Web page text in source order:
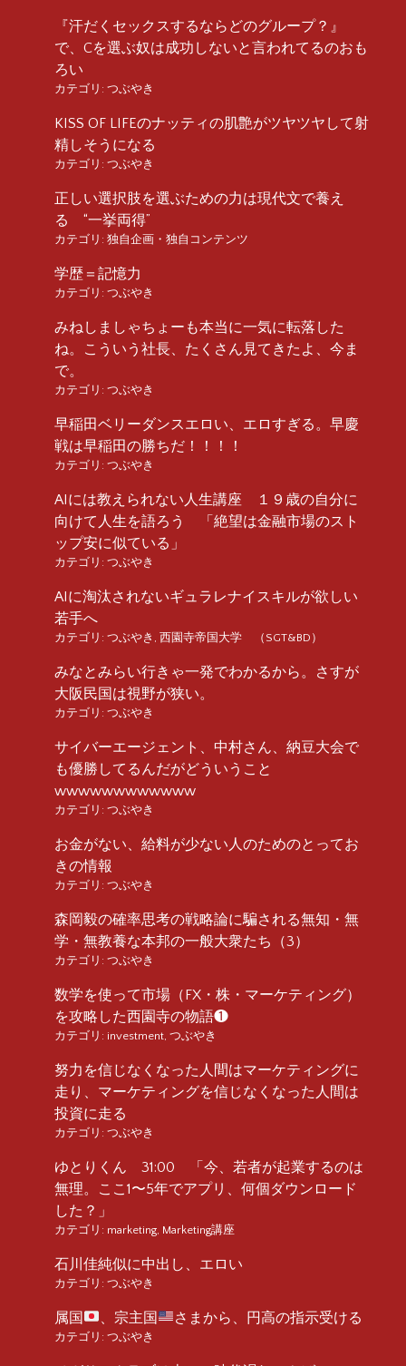
『汗だくセックスするならどのグループ？』
で、Cを選ぶ奴は成功しないと言われてるのおも
ろい
カテゴリ: つぶやき
KISS OF LIFEのナッティの肌艶がツヤツヤして射
精しそうになる
カテゴリ: つぶやき
正しい選択肢を選ぶための力は現代文で養え
る “一挙両得”
カテゴリ: 独自企画・独自コンテンツ
学歴＝記憶力
カテゴリ: つぶやき
みねしましゃちょーも本当に一気に転落した
ね。こういう社長、たくさん見てきたよ、今ま
で。
カテゴリ: つぶやき
早稲田ベリーダンスエロい、エロすぎる。早慶
戦は早稲田の勝ちだ！！！！
カテゴリ: つぶやき
AIには教えられない人生講座 １９歳の自分に
向けて人生を語ろう 「絶望は金融市場のスト
ップ安に似ている」
カテゴリ: つぶやき
AIに淘汰されないギュラレナイスキルが欲しい
若手へ
カテゴリ: つぶやき 西園寺帝国大学 （SGT&BD）
みなとみらい行きゃ一発でわかるから。さすが
大阪民国は視野が狭い。
カテゴリ: つぶやき
サイバーエージェント、中村さん、納豆大会で
も優勝してるんだがどういうこと
wwwwwwwwwwww
カテゴリ: つぶやき
お金がない、給料が少ない人のためのとってお
きの情報
カテゴリ: つぶやき
森岡毅の確率思考の戦略論に騙される無知・無
学・無教養な本邦の一般大衆たち（3）
カテゴリ: つぶやき
数学を使って市場（FX・株・マーケティング）
を攻略した西園寺の物語❶
カテゴリ: investment つぶやき
努力を信じなくなった人間はマーケティングに
走り、マーケティングを信じなくなった人間は
投資に走る
カテゴリ: つぶやき
ゆとりくん 31:00 「今、若者が起業するのは
無理。ここ1〜5年でアプリ、何個ダウンロード
した？」
カテゴリ: marketing Marketing講座
石川佳純似に中出し、エロい
カテゴリ: つぶやき
属国 、宗主国 さまから、円高の指示受ける
カテゴリ: つぶやき